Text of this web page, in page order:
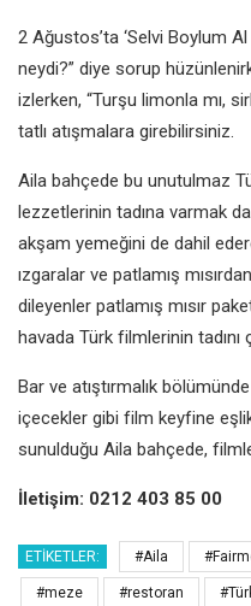
2 Ağustos’ta ‘Selvi Boylum
neydi?” diye sorup
izlerken, “Turşu limonla mı,
tatlı atışmalara girebilirsiniz.
Aila bahçede bu unutulmaz
lezzetlerinin tadına varmak
akşam yemeğini de dahil
ızgaralar ve patlamış
dileyenler patlamış mısır
havada Türk filmlerinin tadını
Bar ve atıştırmalık
içecekler gibi film keyfine
sunulduğu Aila bahçede,
İletişim: 0212 403 85 00
ETIKETLER: #Aila
#meze #restoran